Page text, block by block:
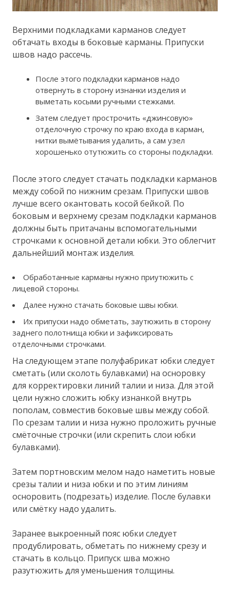
Верхними подкладками карманов следует
обтачать входы в боковые карманы. Припуски
швов надо рассечь.
После этого подкладки карманов надо
отвернуть в сторону изнанки изделия и
выметать косыми ручными стежками.
Затем следует прострочить «джинсовую»
отделочную строчку по краю входа в карман,
нитки вымётывания удалить, а сам узел
хорошенько отутюжить со стороны подкладки.
После этого следует стачать подкладки карманов
между собой по нижним срезам. Припуски швов
лучше всего окантовать косой бейкой. По
боковым и верхнему срезам подкладки карманов
должны быть притачаны вспомогательными
строчками к основной детали юбки. Это облегчит
дальнейший монтаж изделия.
Обработанные карманы нужно приутюжить с
лицевой стороны.
Далее нужно стачать боковые швы юбки.
Их припуски надо обметать, заутюжить в сторону
заднего полотнища юбки и зафиксировать
отделочными строчками.
На следующем этапе полуфабрикат юбки следует
сметать (или сколоть булавками) на осноровку
для корректировки линий талии и низа. Для этой
цели нужно сложить юбку изнанкой внутрь
пополам, совместив боковые швы между собой.
По срезам талии и низа нужно проложить ручные
смёточные строчки (или скрепить слои юбки
булавками).
Затем портновским мелом надо наметить новые
срезы талии и низа юбки и по этим линиям
осноровить (подрезать) изделие. После булавки
или смётку надо удалить.
Заранее выкроенный пояс юбки следует
продублировать, обметать по нижнему срезу и
стачать в кольцо. Припуск шва можно
разутюжить для уменьшения толщины.